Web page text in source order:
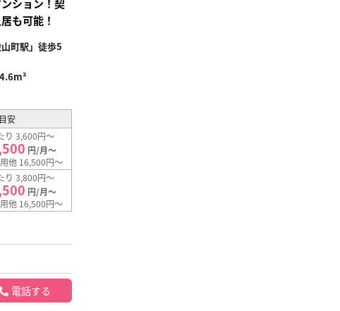
ション！契
も可能！
町駅」徒歩5
安
り 3,600円～
円/月～
他 16,500円～
り 3,800円～
円/月～
他 16,500円～
電話する